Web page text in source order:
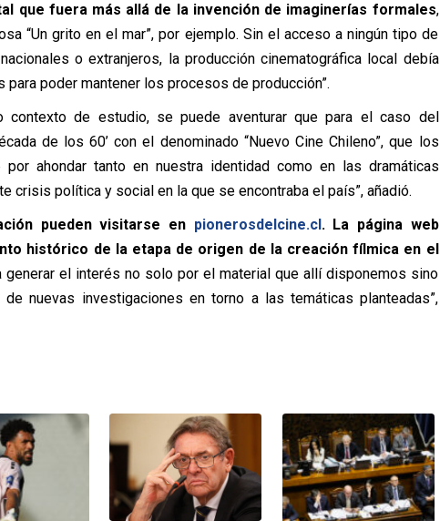
que fuera más allá de la invención de imaginerías formales,
“Un grito en el mar”, por ejemplo. Sin el acceso a ningún tipo de
o extranjeros, la producción cinematográfica local debía
poder mantener los procesos de producción”.
contexto de estudio, se puede aventurar que para el caso del
de los 60’ con el denominado “Nuevo Cine Chileno”, que los
ahondar tanto en nuestra identidad como en las dramáticas
crisis política y social en la que se encontraba el país”, añadió.
pueden visitarse en pionerosdelcine.cl. La página web
histórico de la etapa de origen de la creación fílmica en el
el interés no solo por el material que allí disponemos sino
nuevas investigaciones en torno a las temáticas planteadas”,